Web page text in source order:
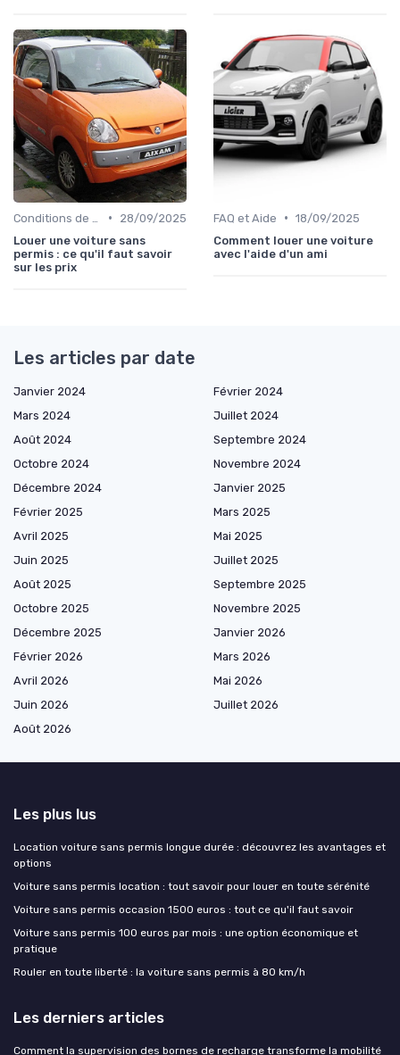
•
28/09/2025
Louer une voiture sans
permis : ce qu'il faut savoir
sur les prix
FAQ et Aide • 18/09/2025
Comment louer une voiture
avec l'aide d'un ami
Les articles par date
Janvier 2024
Février 2024
Mars 2024
Juillet 2024
Août 2024
Septembre 2024
Octobre 2024
Novembre 2024
Décembre 2024
Janvier 2025
Février 2025
Mars 2025
Avril 2025
Mai 2025
Juin 2025
Juillet 2025
Août 2025
Septembre 2025
Octobre 2025
Novembre 2025
Décembre 2025
Janvier 2026
Février 2026
Mars 2026
Avril 2026
Mai 2026
Juin 2026
Juillet 2026
Août 2026
Les plus lus
Location voiture sans permis longue durée : découvrez les avantages et
options
Voiture sans permis location : tout savoir pour louer en toute sérénité
Voiture sans permis occasion 1500 euros : tout ce qu'il faut savoir
Voiture sans permis 100 euros par mois : une option économique et
pratique
Rouler en toute liberté : la voiture sans permis à 80 km/h
Les derniers articles
Comment la supervision des bornes de recharge transforme la mobilité